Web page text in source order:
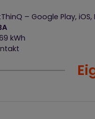
– Google Play,
kWh